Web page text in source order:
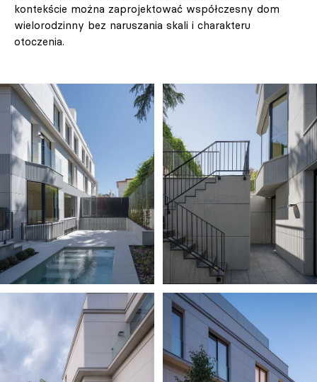
kontekście można zaprojektować współczesny dom
wielorodzinny bez naruszania skali i charakteru
otoczenia.